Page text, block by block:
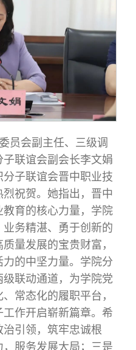
员会副主任、三级调
联谊会副会长李文娟
子联谊会晋中职业技
祝贺。她指出，晋中
育的核心力量，学院
务精湛、勇于创新的
量发展的宝贵财富，
的中坚力量。学院分
联动通道，为学院党
常态化的履职平台，
作开启崭新篇章。希
引领，筑牢忠诚根
服务发展大局；三是